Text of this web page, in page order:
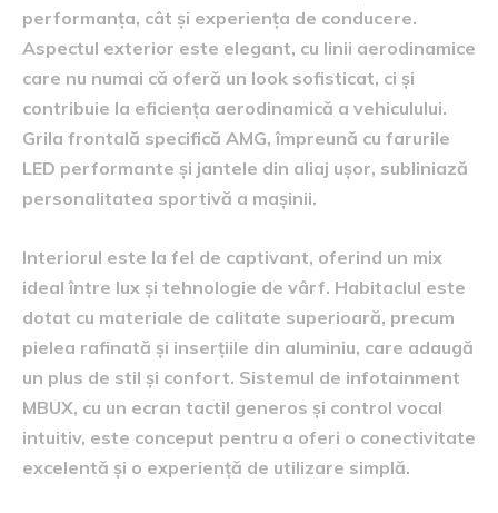
performanța, cât și experiența de conducere.
Aspectul exterior este elegant, cu linii aerodinamice
care nu numai că oferă un look sofisticat, ci și
contribuie la eficiența aerodinamică a vehiculului.
Grila frontală specifică AMG, împreună cu farurile
LED performante și jantele din aliaj ușor, subliniază
personalitatea sportivă a mașinii.
Interiorul este la fel de captivant, oferind un mix
ideal între lux și tehnologie de vârf. Habitaclul este
dotat cu materiale de calitate superioară, precum
pielea rafinată și inserțiile din aluminiu, care adaugă
un plus de stil și confort. Sistemul de infotainment
MBUX, cu un ecran tactil generos și control vocal
intuitiv, este conceput pentru a oferi o conectivitate
excelentă și o experiență de utilizare simplă.